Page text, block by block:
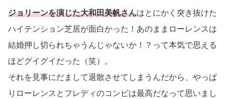
ジョリーンを演じた大和田美帆さんはとにかく突き抜けた
ハイテンション芝居が面白かった！あのままローレンスは
結婚押し切られちゃうんじゃないか！？って本気で思える
ほどグイグイだった（笑）。
それを見事にだまして退散させてしまうんだから、やっぱ
りローレンスとフレディのコンビは最高だなって思いまし